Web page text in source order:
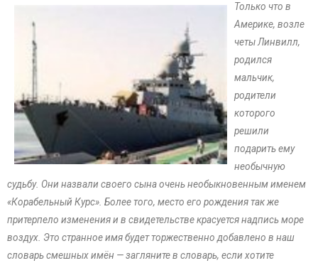
Только что в
Америке, возле
четы Линвилл,
родился
мальчик,
родители
которого
решили
подарить ему
необычную
судьбу. Они назвали своего сына очень необыкновенным именем
«Корабельный Курс». Более того, место его рождения так же
притерпело изменения и в свидетельстве красуется надпись море
воздух. Это странное имя будет торжественно добавлено в наш
словарь смешных имён — загляните в словарь, если хотите